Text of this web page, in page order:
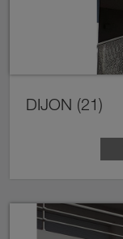
DIJON (21)